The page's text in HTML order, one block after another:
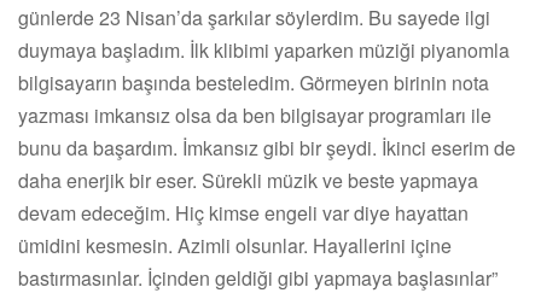
günlerde 23 Nisan’da şarkılar söylerdim. Bu sayede ilgi
duymaya başladım. İlk klibimi yaparken müziği piyanomla
bilgisayarın başında besteledim. Görmeyen birinin nota
yazması imkansız olsa da ben bilgisayar programları ile
bunu da başardım. İmkansız gibi bir şeydi. İkinci eserim de
daha enerjik bir eser. Sürekli müzik ve beste yapmaya
devam edeceğim. Hiç kimse engeli var diye hayattan
ümidini kesmesin. Azimli olsunlar. Hayallerini içine
bastırmasınlar. İçinden geldiği gibi yapmaya başlasınlar”